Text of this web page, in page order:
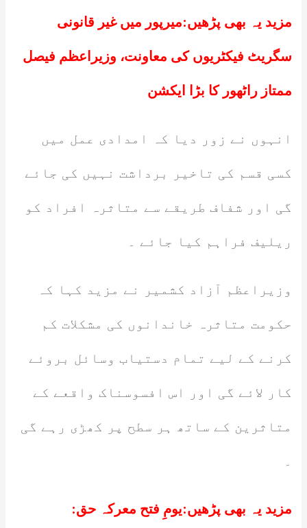
مزید یہ بھی پڑھیں:میرپور میں غیر قانونی
سگریٹ فیکٹریوں کی معاونت، وزیراعظم فیصل
ممتاز راٹھور کا بڑا ایکشن
انہوں نے زور دیا کہ امدادی عمل میں
کسی قسم کی تاخیر برداشت نہیں کی جائے
گی اور شفاف طریقے سے متاثرہ افراد کو
ریلیف فراہم کیا جائے ۔
وزیراعظم آزاد کشمیر نے مزید کہا کہ
حکومت متاثرہ خاندانوں کی مشکلات کم
کرنے کے لیے تمام دستیاب وسائل بروئے
کار لائے گی اور اس افسوسناک واقعے کے
متاثرین کے ساتھ ہر سطح پر کھڑی رہے گی
۔
مزید یہ بھی پڑھیں:یومِ فتح معرکہ حق: